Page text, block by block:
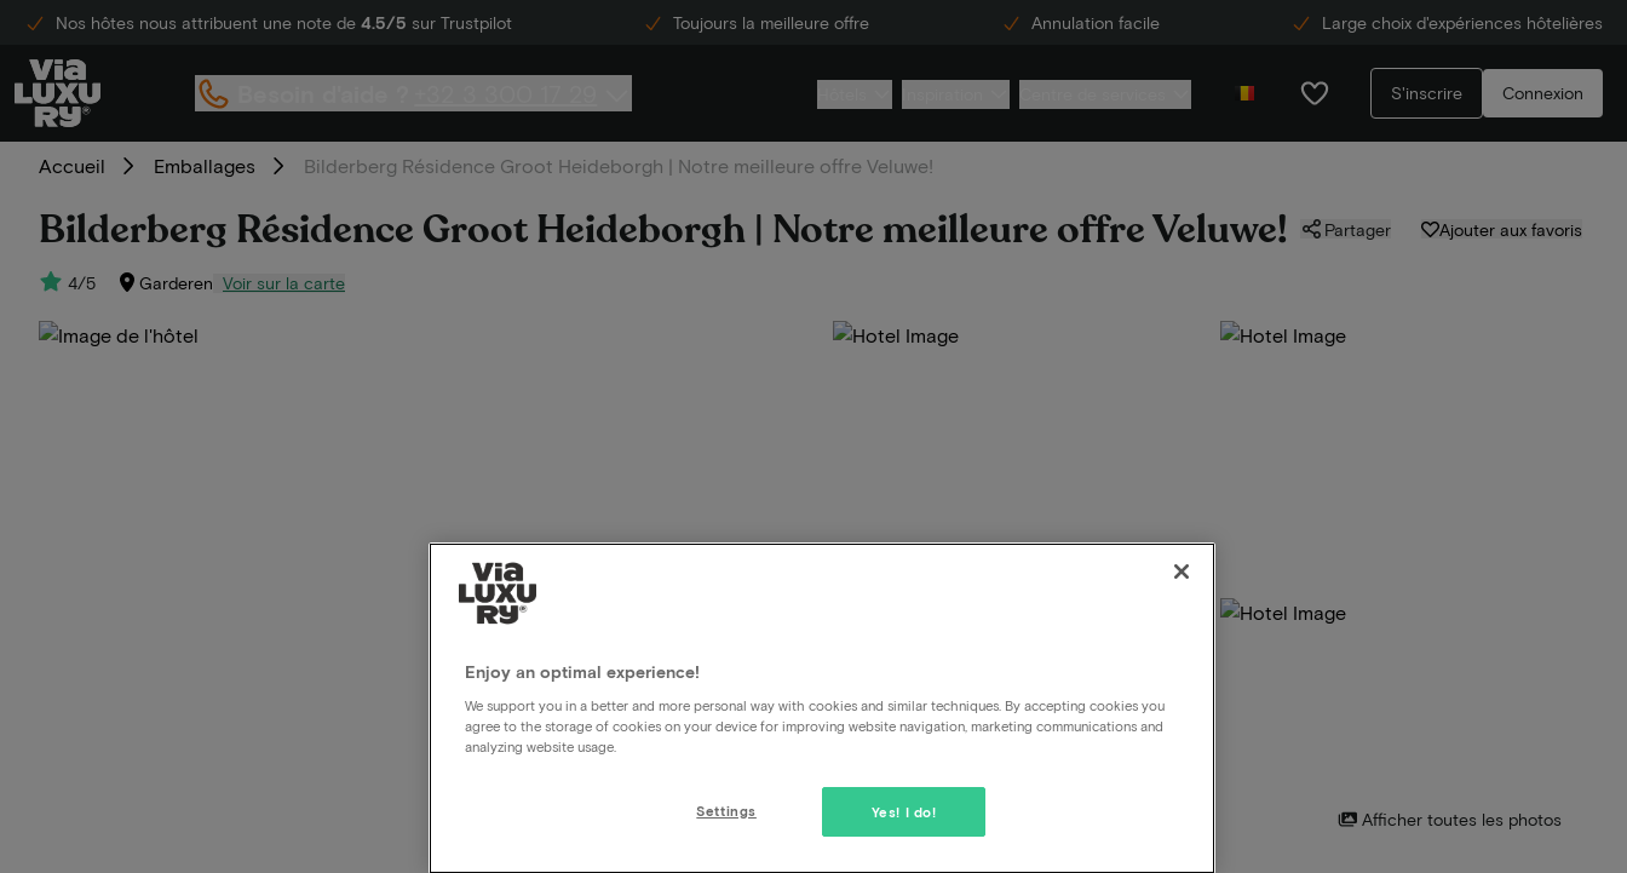
Nos hôtes nous attribuent une note de 4.5/5 sur Trustpilot Toujours la meilleure offre Annulation facile Large choix d'expériences hôtelières
S'inscrire Connexion
Accueil Emballages Bilderberg Résidence Groot Heideborgh | Notre meilleure offre Veluwe!
Bilderberg Résidence Groot Heideborgh | Notre meilleure offre Veluwe!
4/5 Garderen Voir sur la carte
Partager Ajouter aux favoris
Afficher toutes les photos
Enjoy an optimal experience!
We support you in a better and more personal way with cookies and similar techniques. By accepting cookies you
agree to the storage of cookies on your device for improving website navigation, marketing communications and
analyzing website usage.
Yes! I do!
Settings